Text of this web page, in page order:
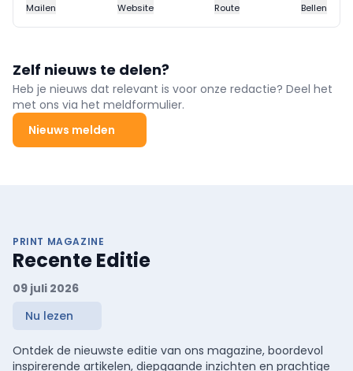
Mailen Website Route Bellen
Zelf nieuws te delen?
Heb je nieuws dat relevant is voor onze redactie? Deel het
met ons via het meldformulier.
Nieuws melden
PRINT MAGAZINE
Recente Editie
09 juli 2026
Nu lezen
Ontdek de nieuwste editie van ons magazine, boordevol
inspirerende artikelen, diepgaande inzichten en prachtige